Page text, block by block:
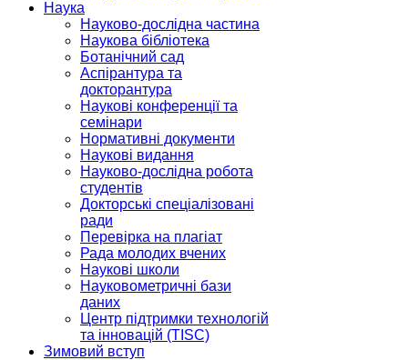
Наука
Науково-дослідна частина
Наукова бібліотека
Ботанічний сад
Аспірантура та
докторантура
Наукові конференції та
семінари
Нормативні документи
Наукові видання
Науково-дослідна робота
студентів
Докторські спеціалізовані
ради
Перевірка на плагіат
Рада молодих вчених
Наукові школи
Науковометричні бази
даних
Центр підтримки технологій
та інновацій (TISC)
Зимовий вступ